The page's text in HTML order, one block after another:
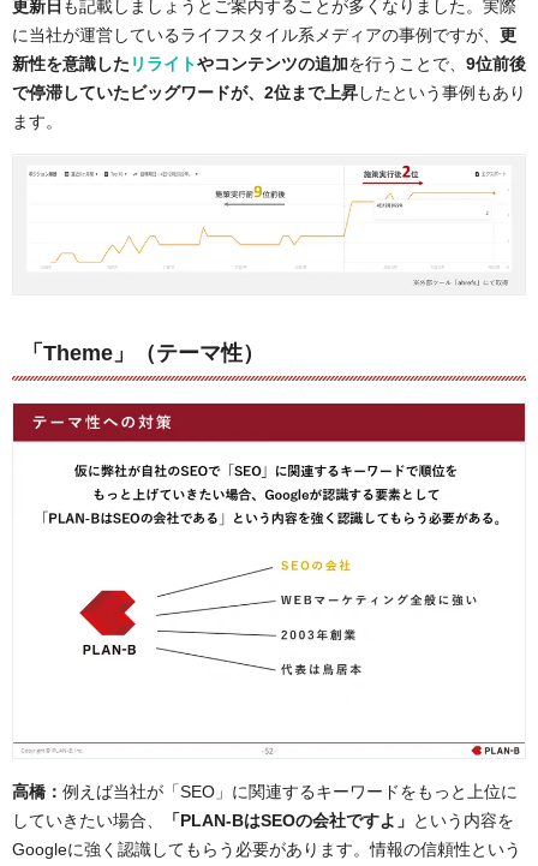
更新日 も記載しましょうとご案内することが多くなりました。実際
に当社が運営しているライフスタイル系メディアの事例ですが、 更
新性を意識した リライトやコンテンツの追加を行うことで、 9位前後
で停滞していたビッグワードが、2位まで上昇したという事例もあり
ます。
「Theme」（テーマ性）
高橋： 例えば当社が「SEO」に関連するキーワードをもっと上位に
していきたい場合、
「PLAN-BはSEOの会社ですよ」 という内容を
Googleに強く認識してもらう必要があります。情報の信頼性という